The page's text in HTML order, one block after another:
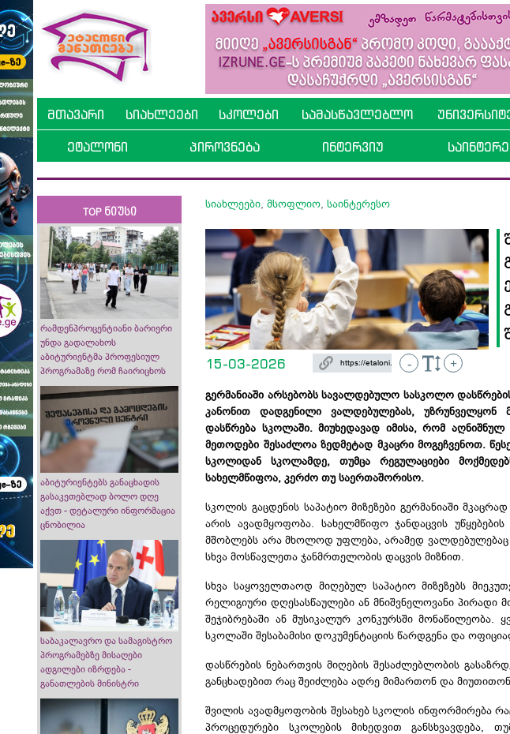
მთავარი სიახლეები სკოლები სამასწავლებლო
ეტალონი პიროვნება ინტერვიუ
TOP ნიუსი
რამდენპროცენტიანი ბარიერი
უნდა გადალახოს
აბიტურიენტმა პროფესიულ
პროგრამაზე რომ ჩაირიცხოს
აბიტურიენტებს განაცხადის
გასაკეთებლად ბოლო დღე
აქვთ - დეტალური ინფორმაცია
ცნობილია
საბაკალავრო და სამაგისტრო
პროგრამებზე მისაღები
ადგილები იზრდება -
განათლების მინისტრი
სიახლეები ,მსოფლიო ,საინტერესო
15-03-2026 - +
გერმანიაში არსებობს სავალდებულო სასკოლო
კანონით დადგენილი ვალდებულებას, უზრუნველყონ
დასწრება სკოლაში.მიუხედავად იმისა, რომ აღნიშნულ
მეთოდები შესაძლოა ზედმეტად მკაცრი მოგეჩვენოთ.
სკოლიდან სკოლამდე, თუმცა რეგულაციები
სახელმწიფოა, კერძო თუ საერთაშორისო.
სკოლის გაცდენის საპატიო მიზეზები გერმანიაში
არის ავადმყოფობა. სახელმწიფო ჯანდაცვის
მშობლებს არა მხოლოდ უფლება, არამედ ვალდებულებაც
სხვა მოსწავლეთა ჯანმრთელობის დაცვის მიზნით.
სხვა საყოველთაოდ მიღებულ საპატიო მიზეზებს
რელიგიური დღესასწაულები ან მნიშვნელოვანი
შეჯიბრებაში ან მუსიკალურ კონკურსში მონაწილეობა.
სკოლაში შესაბამისი დოკუმენტაციის წარდგენა და
დასწრების ნებართვის მიღების შესაძლებლობის
განცხადებით რაც შეიძლება ადრე მიმართონ და მიუთითონ
შვილის ავადმყოფობის შესახებ სკოლის ინფორმირება
პროცედურები სკოლების მიხედვით განსხვავდება,